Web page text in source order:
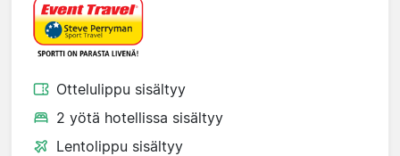
Ottelulippu sisältyy
2 yötä hotellissa sisältyy
Lentolippu sisältyy